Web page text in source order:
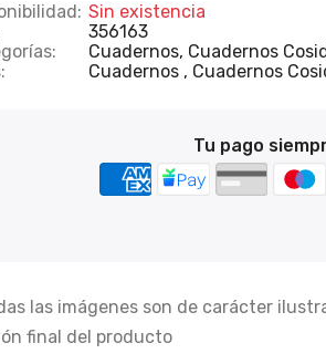
Sin existencia
356163
Cuadernos, Cuadernos
Cuadernos Cuadernos
Tu pago
las imágenes son de carácter
final del producto